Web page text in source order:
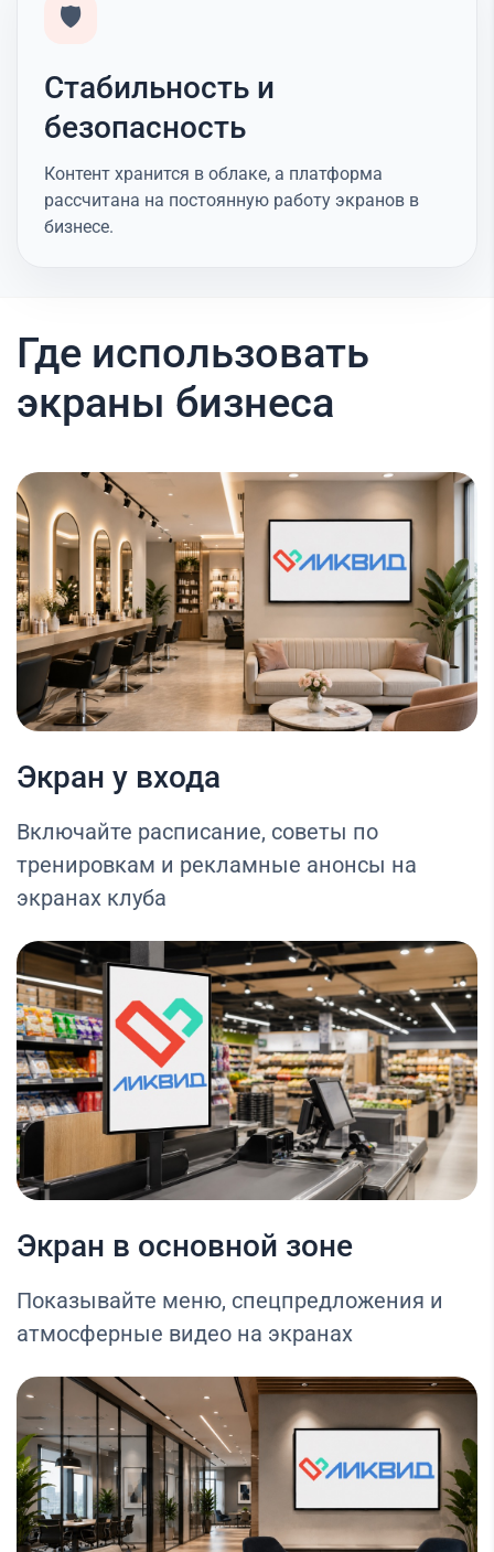
🛡️
Стабильность и
безопасность
Контент хранится в облаке, а платформа
рассчитана на постоянную работу экранов в
бизнесе.
Где использовать
экраны бизнеса
Экран у входа
Включайте расписание, советы по
тренировкам и рекламные анонсы на
экранах клуба
Экран в основной зоне
Показывайте меню, спецпредложения и
атмосферные видео на экранах